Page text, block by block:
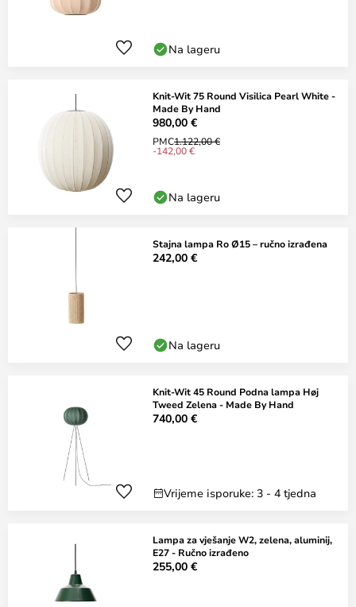
Na lageru
Knit-Wit 75 Round Visilica Pearl White -
Made By Hand
980,00 €
PMC1.122,00 €
-142,00 €
Na lageru
Stajna lampa Ro Ø15 – ručno izrađena
242,00 €
Na lageru
Knit-Wit 45 Round Podna lampa Høj
Tweed Zelena - Made By Hand
740,00 €
Vrijeme isporuke: 3 - 4 tjedna
Lampa za vješanje W2, zelena, aluminij,
E27 - Ručno izrađeno
255,00 €